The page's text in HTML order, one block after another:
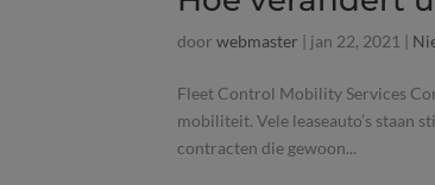
doorwebmaster | jan 22, 2021 |
Fleet Control Mobility Services
mobiliteit. Vele leaseauto’s staan
contracten die gewoon...